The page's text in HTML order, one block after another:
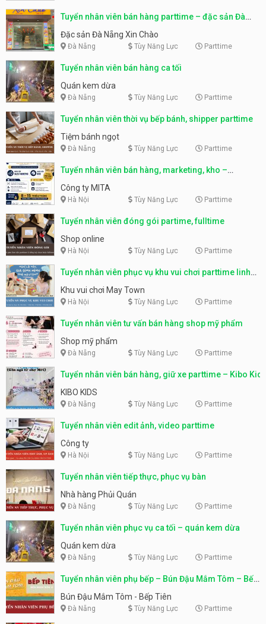
Tuyển nhân viên bán hàng parttime – đặc sản Đà
Nẵng
Đặc sản Đà Nẵng Xin Chào
Đà Nẵng Tùy Năng Lực Parttime
Tuyển nhân viên bán hàng ca tối
Quán kem dừa
Đà Nẵng Tùy Năng Lực Parttime
Tuyển nhân viên thời vụ bếp bánh, shipper parttime
Tiệm bánh ngọt
Đà Nẵng Tùy Năng Lực Parttime
Tuyển nhân viên bán hàng, marketing, kho –
parttime, fulltime
Công ty MITA
Hà Nội Tùy Năng Lực Parttime
Tuyển nhân viên đóng gói partime, fulltime
Shop online
Hà Nội Tùy Năng Lực Parttime
Tuyển nhân viên phục vụ khu vui chơi parttime linh
động
Khu vui chơi May Town
Hà Nội Tùy Năng Lực Parttime
Tuyển nhân viên tư vấn bán hàng shop mỹ phẩm
Shop mỹ phẩm
Đà Nẵng Tùy Năng Lực Parttime
Tuyển nhân viên bán hàng, giữ xe parttime – Kibo Kid
KIBO KIDS
Đà Nẵng Tùy Năng Lực Parttime
Tuyển nhân viên edit ảnh, video parttime
Công ty
Hà Nội Tùy Năng Lực Parttime
Tuyển nhân viên tiếp thực, phục vụ bàn
Nhà hàng Phủi Quán
Đà Nẵng Tùy Năng Lực Parttime
Tuyển nhân viên phục vụ ca tối – quán kem dừa
Quán kem dừa
Đà Nẵng Tùy Năng Lực Parttime
Tuyển nhân viên phụ bếp – Bún Đậu Mắm Tôm – Bếp
Tiên
Bún Đậu Mắm Tôm - Bếp Tiên
Đà Nẵng Tùy Năng Lực Parttime